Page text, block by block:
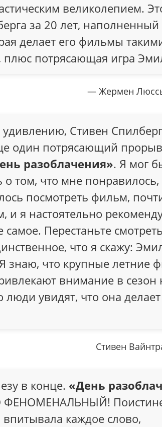
великолепием.
за 20 лет, наполненный
делает его фильмы
потрясающая игра
— Жермен
Стивен Спилберг
один потрясающий
разоблачения». Я мог
о том, что мне
посмотреть фильм,
и я настоятельно
самое. Перестаньте смотреть
что я скажу:
знаю, что крупные летние
внимание в сезон
люди увидят, что она
Стивен
в конце. «День
каждое слово,